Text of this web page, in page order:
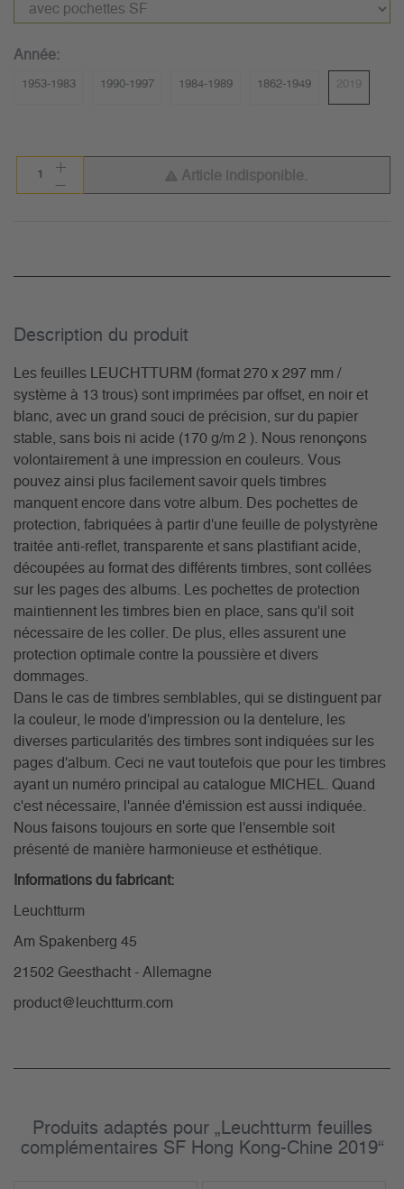
Année:
1953-1983 1990-1997 1984-1989 1862-1949 2019
Article indisponible.
Description du­ produit
Les feuilles LEUCHTTURM (format 270 x 297 mm /
système à 13 trous) sont imprimées par offset, en noir et
blanc, avec un grand souci de précision, sur du papier
stable, sans bois ni acide (170 g/m 2 ). Nous renonçons
volontairement à une impression en couleurs. Vous
pouvez ainsi plus facilement savoir quels timbres
manquent encore dans votre album. Des pochettes de
protection, fabriquées à partir d'une feuille de polystyrène
traitée anti-reflet, transparente et sans plastifiant acide,
découpées au format des différents timbres, sont collées
sur les pages des albums. Les pochettes de protection
maintiennent les timbres bien en place, sans qu'il soit
nécessaire de les coller. De plus, elles assurent une
protection optimale contre la poussière et divers
dommages.
Dans le cas de timbres semblables, qui se distinguent par
la couleur, le mode d'impression ou la dentelure, les
diverses particularités des timbres sont indiquées sur les
pages d'album. Ceci ne vaut toutefois que pour les timbres
ayant un numéro principal au catalogue MICHEL. Quand
c'est nécessaire, l'année d'émission est aussi indiquée.
Nous faisons toujours en sorte que l'ensemble soit
présenté de manière harmonieuse et esthétique.
Informations du fabricant:
Leuchtturm
Am Spakenberg 45
21502 Geesthacht - Allemagne
product@leuchtturm.com
Produits adaptés pour „Leuchtturm feuilles
complémentaires SF Hong Kong-Chine 2019“